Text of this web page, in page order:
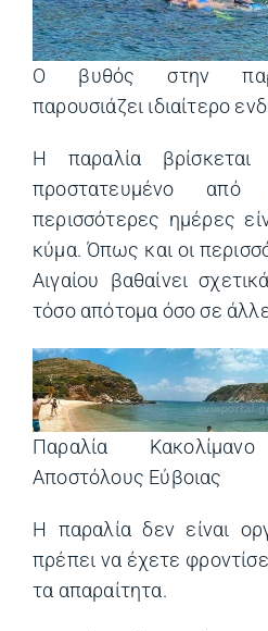
Ο βυθός στην
παρουσιάζει ιδιαίτερο
Η παραλία
προστατευμένο
περισσότερες ημέρες
κύμα. Όπως και οι
Αιγαίου βαθαίνει
τόσο απότομα όσο σε
Παραλία
Αποστόλους Εύβοιας
Η παραλία δεν είναι
πρέπει να έχετε
τα απαραίτητα.